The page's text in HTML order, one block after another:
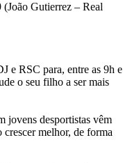
Gutierrez – Real
e RSC para, entre as 9h e
o seu filho a ser mais
jovens desportistas vêm
melhor, de forma